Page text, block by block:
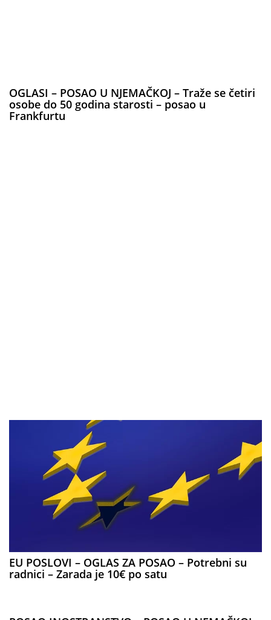
OGLASI – POSAO U NJEMAČKOJ – Traže se četiri
osobe do 50 godina starosti – posao u
Frankfurtu
EU POSLOVI – OGLAS ZA POSAO – Potrebni su
radnici – Zarada je 10€ po satu